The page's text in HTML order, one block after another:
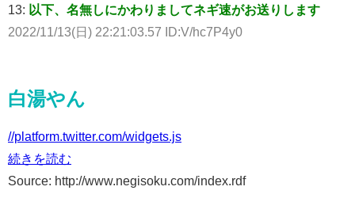
13: 以下、名無しにかわりましてネギ速がお送りします
2022/11/13(日) 22:21:03.57 ID:V/hc7P4y0
白湯やん
//platform.twitter.com/widgets.js
続きを読む
Source: http://www.negisoku.com/index.rdf